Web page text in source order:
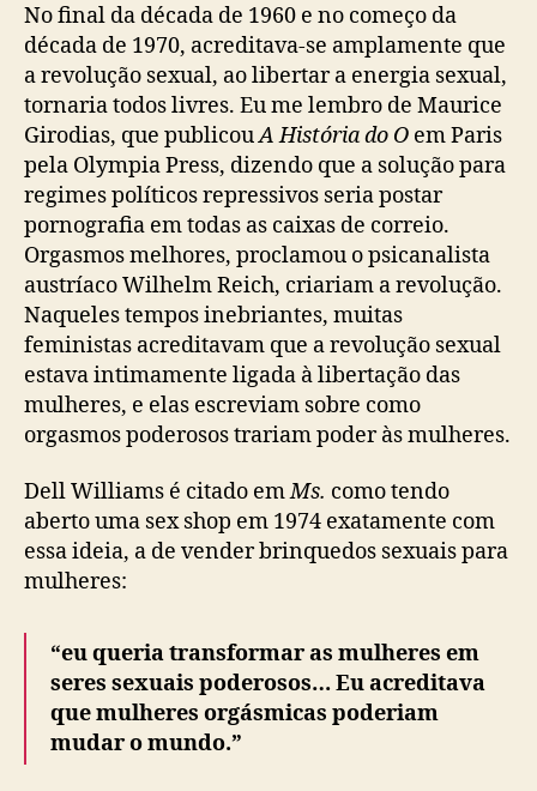
No final da década de 1960 e no começo da
década de 1970, acreditava-se amplamente que
a revolução sexual, ao libertar a energia sexual,
tornaria todos livres. Eu me lembro de Maurice
Girodias, que publicouA História do O em Paris
pela Olympia Press, dizendo que a solução para
regimes políticos repressivos seria postar
pornografia em todas as caixas de correio.
Orgasmos melhores, proclamou o psicanalista
austríaco Wilhelm Reich, criariam a revolução.
Naqueles tempos inebriantes, muitas
feministas acreditavam que a revolução sexual
estava intimamente ligada à libertação das
mulheres, e elas escreviam sobre como
orgasmos poderosos trariam poder às mulheres.
Dell Williams é citado emMs. como tendo
aberto uma sex shop em 1974 exatamente com
essa ideia, a de vender brinquedos sexuais para
mulheres:
“eu queria transformar as mulheres em
seres sexuais poderosos… Eu acreditava
que mulheres orgásmicas poderiam
mudar o mundo.”